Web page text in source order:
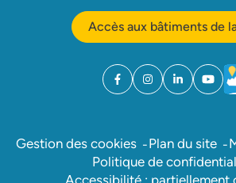
Accès aux bâtiments de
Facebook
(ouverture dans un
Instagram
(ouverture dans
Linkedin
(ouverture
Gestion des cookies Plan du site
Politique de
Accessibilité : partiellement